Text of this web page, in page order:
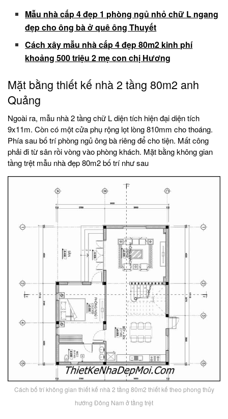
Mẫu nhà cấp 4 đẹp 1 phòng ngủ nhỏ chữ L ngang
đẹp cho ông bà ở quê ông Thuyết
Cách xây mẫu nhà cấp 4 đẹp 80m2 kinh phí
khoảng 500 triệu 2 mẹ con chị Hương
Mặt bằng thiết kế nhà 2 tầng 80m2 anh
Quảng
Ngoài ra, mẫu nhà 2 tầng chữ L diện tích hiện đại diện tích
9x11m. Còn có một cửa phụ rộng lọt lòng 810mm cho thoáng.
Phía sau bố trí phòng ngủ ông bà riêng để cho tiện. Mất công
phải đi từ sân rồi vòng vào phòng khách. Mặt bằng không gian
tầng trệt mẫu nhà đẹp 80m2 bố trí như sau
Cách bố trí không gian thiết kế nhà 2 tầng 80m2 thiết kế theo phong thủy
hướng Đông Nam ở tầng trệt